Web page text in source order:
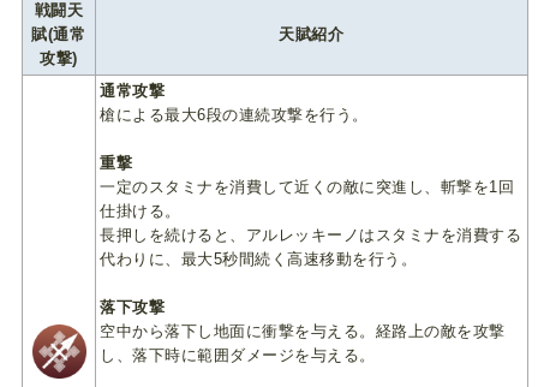
戦闘天
賦(通常
攻撃)
天賦紹介
通常攻撃
槍による最大6段の連続攻撃を行う。
重撃
一定のスタミナを消費して近くの敵に突進し、斬撃を1回
仕掛ける。
長押しを続けると、アルレッキーノはスタミナを消費する
代わりに、最大5秒間続く高速移動を行う。
落下攻撃
空中から落下し地面に衝撃を与える。経路上の敵を攻撃
し、落下時に範囲ダメージを与える。